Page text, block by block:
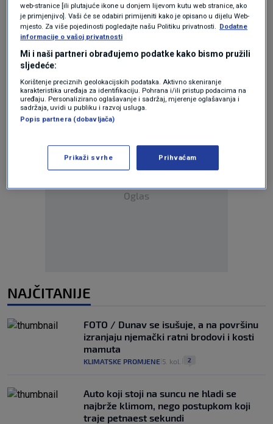
Budi prvi koji će ostaviti komentar
Pratite nas na društvenim mrežama
Oglas
NAJČITANIJE
FOTO / Dunav se isušuje, a na površinu
izranjaju njemački ratni brodovi i kosti
mamuta
KLIMATSKE PROMJENE 5. kol. 2
Auto koji stoji na suncu ne hladi se
najbrže klimom, nego postupkom koji
traje petnaest sekundi
web-stranice [ili plutajuće ikone u donjem lijevom kutu web stranice, ako
je primjenjivo]. Vaši će se odabiri primijeniti kako je opisano u dijelu Web-
mjesto. Za više pojedinosti pogledajte našu Politiku privatnosti. Dodatne
informacije o vašoj privatnosti
Mi i naši partneri obrađujemo podatke kako bismo pružili
sljedeće:
Korištenje preciznih geolokacijskih podataka. Aktivno skeniranje
karakteristika uređaja za identifikaciju. Pohrana i/ili pristup podacima na
uređaju. Personalizirano oglašavanje i sadržaj, mjerenje oglašavanja i
sadržaja, uvidi u publiku i razvoj usluga.
Popis partnera (dobavljača)
Prikaži svrhe Prihvaćam